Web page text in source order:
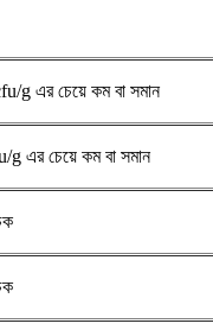
g এর চেয়ে কম বা সমান
g এর চেয়ে কম বা সমান